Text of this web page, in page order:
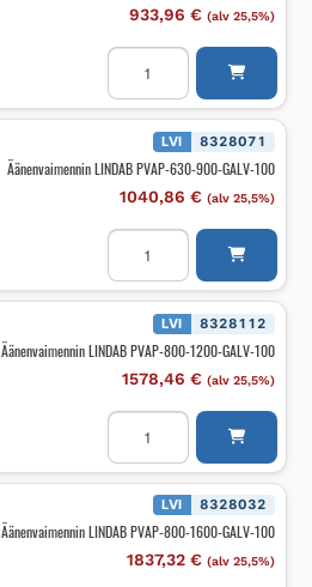
933,96 € (alv 25,5%)
Äänenvaimennin
LINDAB
630-
600-
GALV-
määrä
LVI 8328071
Äänenvaimennin LINDAB PVAP-630-900-GALV-100
1040,86 € (alv 25,5%)
Äänenvaimennin
LINDAB
630-
900-
GALV-
määrä
LVI 8328112
Äänenvaimennin LINDAB PVAP-800-1200-GALV-100
1578,46 € (alv 25,5%)
Äänenvaimennin
LINDAB
800-
1200-
GALV-
määrä
LVI 8328032
Äänenvaimennin LINDAB PVAP-800-1600-GALV-100
1837,32 € (alv 25,5%)